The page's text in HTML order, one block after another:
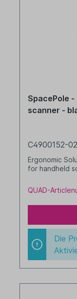
SpacePole
scanner -
C4900152-02
Ergonomic
for handheld
QUAD-
Die